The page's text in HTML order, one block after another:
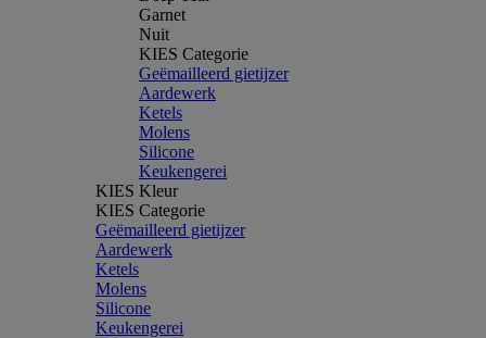
Garnet
Nuit
KIES Categorie
Geëmailleerd gietijzer
Aardewerk
Ketels
Molens
Silicone
Keukengerei
KIES Kleur
KIES Categorie
Geëmailleerd gietijzer
Aardewerk
Ketels
Molens
Silicone
Keukengerei